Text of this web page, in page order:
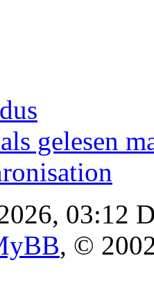
gelesen
03:12
, ©